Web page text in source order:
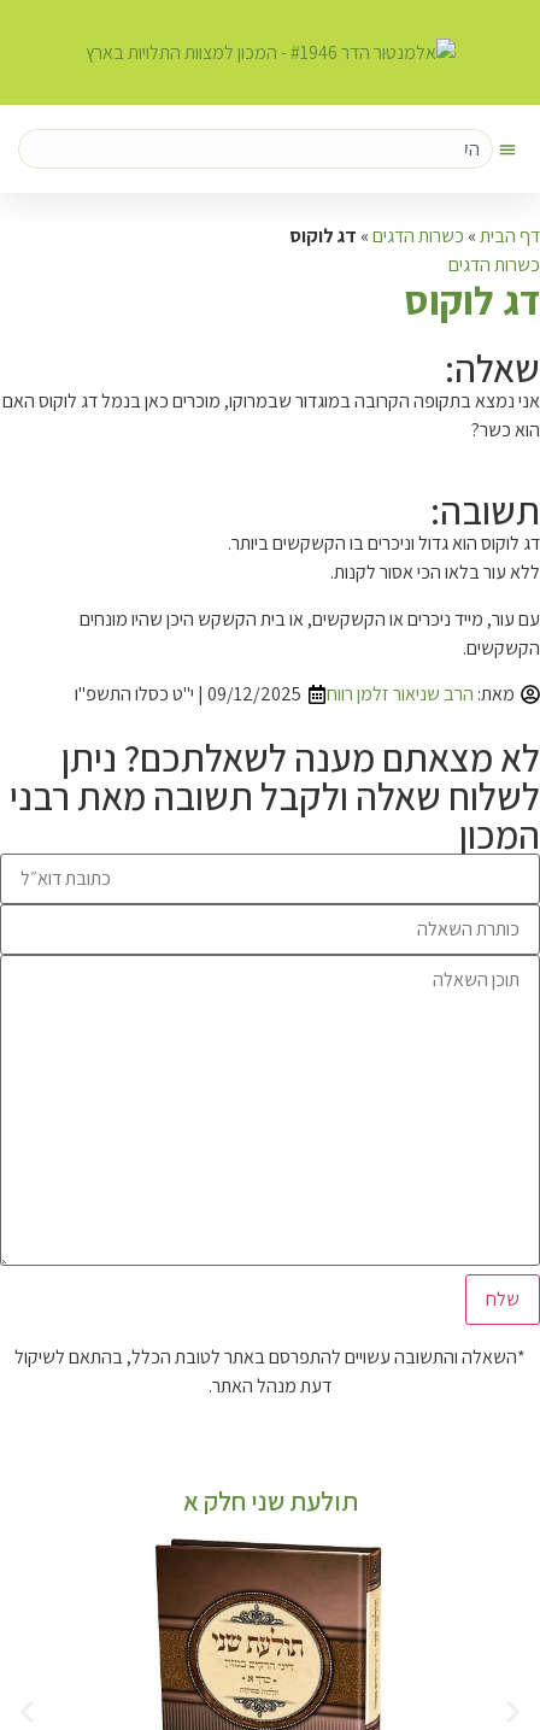
דף הבית» כשרות הדגים» דג לוקוס
כשרות הדגים
דג לוקוס
שאלה:
אני נמצא בתקופה הקרובה במוגדור שבמרוקו, מוכרים כאן בנמל דג לוקוס האם
הוא כשר?
תשובה:
דג לוקוס הוא גדול וניכרים בו הקשקשים ביותר.
ללא עור בלאו הכי אסור לקנות.
עם עור, מייד ניכרים או הקשקשים, או בית הקשקש היכן שהיו מונחים
הקשקשים.
מאת: הרב שניאור זלמן רווח 09/12/2025 | י"ט כסלו התשפ"ו
לא מצאתם מענה לשאלתכם? ניתן
לשלוח שאלה ולקבל תשובה מאת רבני
המכון
*השאלה והתשובה עשויים להתפרסם באתר לטובת הכלל, בהתאם לשיקול
דעת מנהל האתר.
תולעת שני חלק א